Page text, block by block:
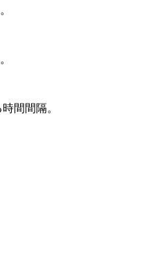
間間隔。